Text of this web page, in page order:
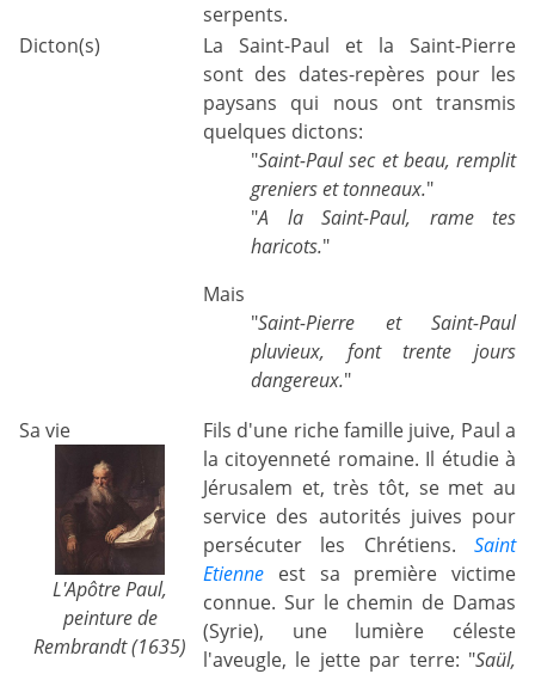
serpents.
Dicton(s)
La Saint-Paul et la Saint-Pierre
sont des dates-repères pour les
paysans qui nous ont transmis
quelques dictons:
"Saint-Paul sec et beau, remplit
greniers et tonneaux."
"A la Saint-Paul, rame tes
haricots."
Mais
"Saint-Pierre et Saint-Paul
pluvieux, font trente jours
dangereux."
Sa vie
L'Apôtre Paul,
peinture de
Rembrandt (1635)
Fils d'une riche famille juive, Paul a
la citoyenneté romaine. Il étudie à
Jérusalem et, très tôt, se met au
service des autorités juives pour
persécuter les Chrétiens. Saint
Etienne est sa première victime
connue. Sur le chemin de Damas
(Syrie), une lumière céleste
l'aveugle, le jette par terre: "Saül,